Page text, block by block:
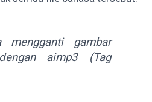
mengganti gambar
aimp3 (Tag